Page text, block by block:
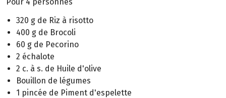
320 g de Riz à risotto
400 g de Brocoli
60 g de Pecorino
2 échalote
2 c. à s. de Huile d'olive
Bouillon de légumes
1 pincée de Piment d'espelette